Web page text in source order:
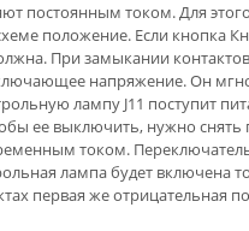
постоянным током. Для
положение. Если кнопка
При замыкании
напряжение. Он
лампу J11 поступит
ее выключить, нужно снять
током.
лампа будет включена
первая же отрицательная